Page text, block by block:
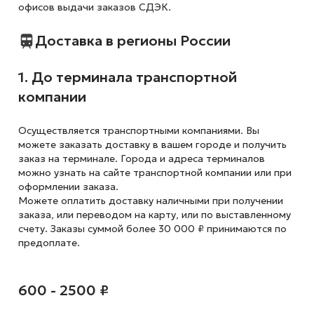
офисов выдачи заказов СДЭК.
Доставка в регионы России
1. До терминала транспортной
компании
Осуществляется транспортными компаниями. Вы
можете заказать доставку в вашем городе и получить
заказ на терминале. Города и адреса терминалов
можно узнать на сайте транспортной компании или при
оформлении заказа.
Можете оплатить доставку наличными при получении
заказа, или переводом на карту, или по выставленному
счету. Заказы суммой более 30 000 ₽ принимаются по
предоплате.
600 - 2500 ₽